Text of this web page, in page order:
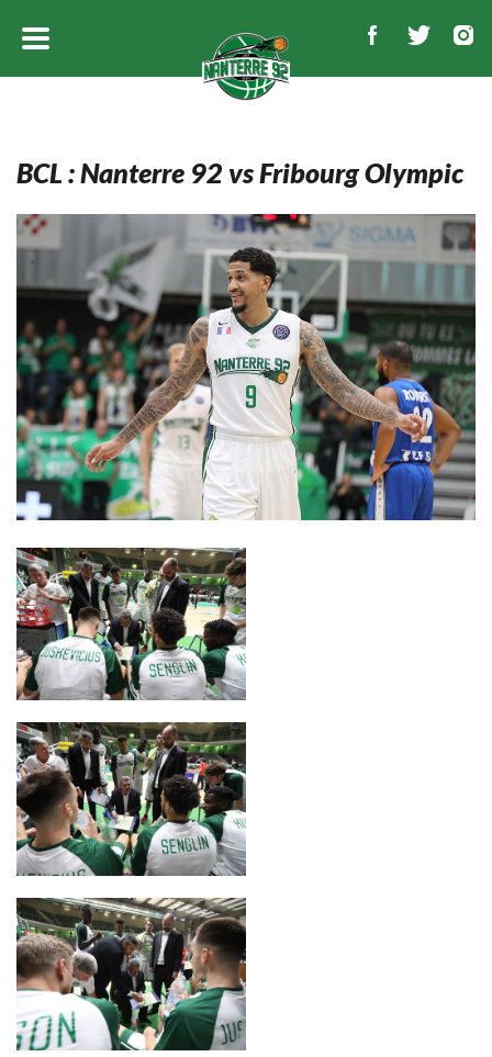
BCL : Nanterre 92 vs Fribourg Olympic